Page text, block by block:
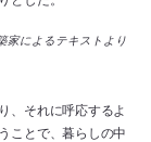
家によるテキストより
、それに呼応するよ
ことで、暮らしの中